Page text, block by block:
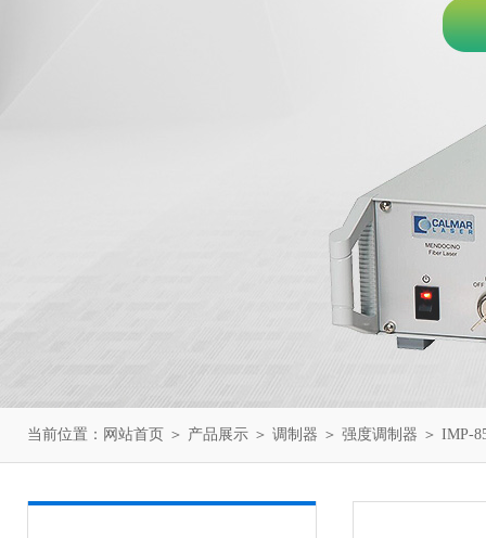
当前位置： 网站首页 ＞ 产品展示 ＞ 调制器 ＞ 强度调制器 ＞ IMP-